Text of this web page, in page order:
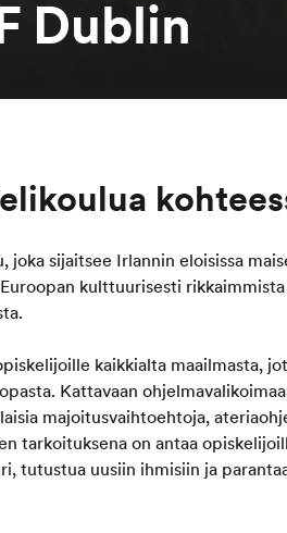
Dublin
sijaitsee Irlannin eloisissa
kulttuurisesti
kaikkialta maailmasta,
Kattavaan
majoitusvaihtoehtoja,
tarkoituksena on antaa
tutustua uusiin ihmisiin ja